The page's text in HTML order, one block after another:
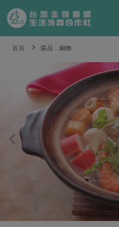
產品分類
一籃菜
芽苗類
辛香料類
奶蛋豆・五穀
食譜料理
食材
米食
麵食
特別企畫
預購活動
把最好的台灣味帶回家！
防災用品預購圓滿結束
2026年端午節預購圓滿結束
更多預購活動
觀點文章
關於合作社
關於我們
首頁 湯品．鍋物